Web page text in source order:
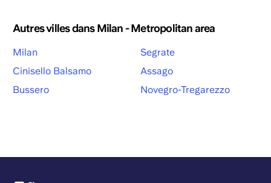
Autres villes dans Milan - Metropolitan area
Milan
Cinisello Balsamo
Bussero
Segrate
Assago
Novegro-Tregarezzo